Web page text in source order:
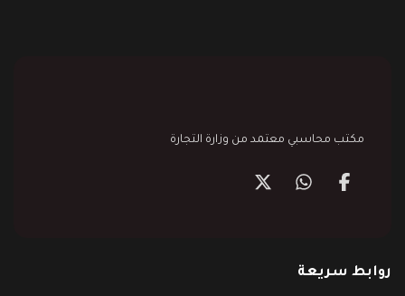
مكتب محاسبي معتمد من وزارة التجارة
روابط سريعة